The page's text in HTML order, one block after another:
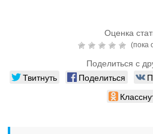
Оценка
(пока
Поделиться с
Твитнуть Поделиться